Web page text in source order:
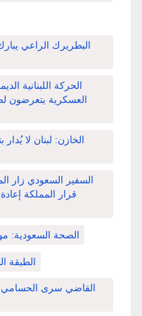
البطريرك الراعي
الحركة اللبنانية
العسكرية يتعرضون
الخازن: لبنان لا
السفير السعودي زار
قرار المملكة
الصحة السعودية:
الطبقة
القاضي سرى الحسامي